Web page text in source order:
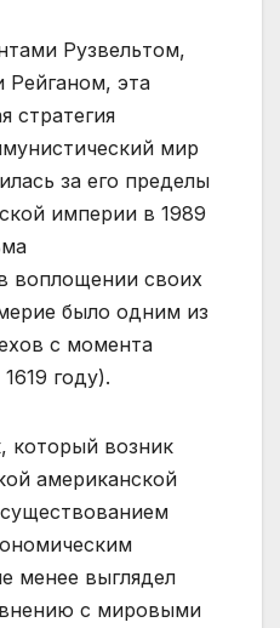
Рузвельтом,
Рейганом, эта
стратегия
мир
за его пределы
империи в 1989
воплощении своих
было одним из
с момента
году).
который возник
американской
менее выглядел
с мировыми